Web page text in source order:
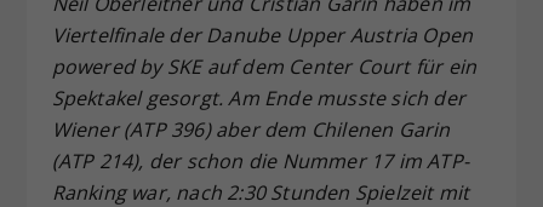
Viertelfinale der Danube Upper Austria Open
powered by SKE auf dem Center Court für ein
Spektakel gesorgt. Am Ende musste sich der
Wiener (ATP 396) aber dem Chilenen Garin
(ATP 214), der schon die Nummer 17 im ATP-
Ranking war, nach 2:30 Stunden Spielzeit mit
Zweck
Dieser Wert speichert Ihre Consent-
Einstellungen. Unter anderem eine
historische Speicherung Ihrer
vorgenommen Einstellungen, falls der
Webseiten-Betreiber dies eingestellt
hat.